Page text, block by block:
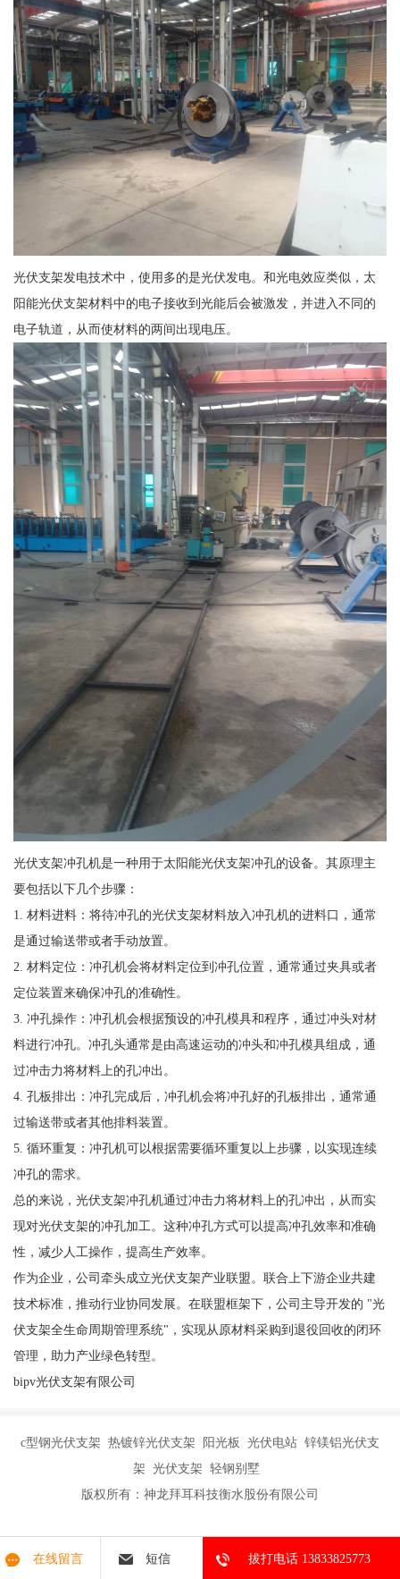
光伏支架发电技术中，使用多的是光伏发电。和光电效应类似，太
阳能光伏支架材料中的电子接收到光能后会被激发，并进入不同的
电子轨道，从而使材料的两间出现电压。
光伏支架冲孔机是一种用于太阳能光伏支架冲孔的设备。其原理主
要包括以下几个步骤：
1. 材料进料：将待冲孔的光伏支架材料放入冲孔机的进料口，通常
是通过输送带或者手动放置。
2. 材料定位：冲孔机会将材料定位到冲孔位置，通常通过夹具或者
定位装置来确保冲孔的准确性。
3. 冲孔操作：冲孔机会根据预设的冲孔模具和程序，通过冲头对材
料进行冲孔。冲孔头通常是由高速运动的冲头和冲孔模具组成，通
过冲击力将材料上的孔冲出。
4. 孔板排出：冲孔完成后，冲孔机会将冲孔好的孔板排出，通常通
过输送带或者其他排料装置。
5. 循环重复：冲孔机可以根据需要循环重复以上步骤，以实现连续
冲孔的需求。
总的来说，光伏支架冲孔机通过冲击力将材料上的孔冲出，从而实
现对光伏支架的冲孔加工。这种冲孔方式可以提高冲孔效率和准确
性，减少人工操作，提高生产效率。
作为企业，公司牵头成立光伏支架产业联盟。联合上下游企业共建
技术标准，推动行业协同发展。在联盟框架下，公司主导开发的 "光
伏支架全生命周期管理系统"，实现从原材料采购到退役回收的闭环
管理，助力产业绿色转型。
bipv光伏支架有限公司
c型钢光伏支架 热镀锌光伏支架 阳光板 光伏电站 锌镁铝光伏支
架 光伏支架 轻钢别墅
版权所有：神龙拜耳科技衡水股份有限公司
在线留言 短信 拔打电话 13833825773